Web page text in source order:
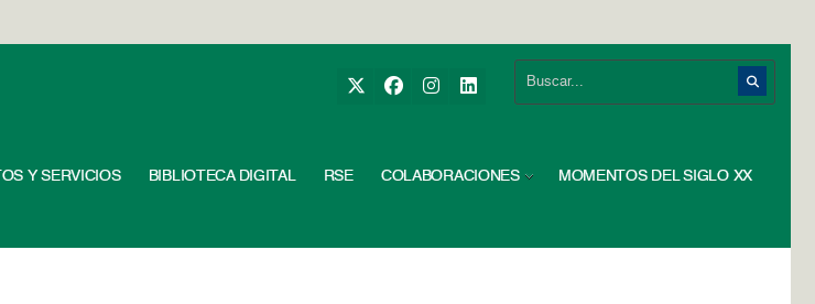
Y SERVICIOS BIBLIOTECA DIGITAL RSE COLABORACIONES MOMENTOS DEL SIGLO XX